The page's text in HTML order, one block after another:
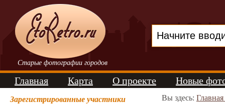
Старые фотографии городов
Главная Карта О проекте Новые
Зарегистрированные участники Вы здесь: